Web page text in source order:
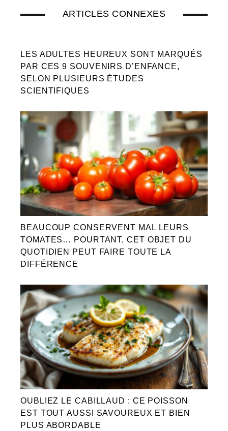
ARTICLES CONNEXES
LES ADULTES HEUREUX SONT MARQUÉS
PAR CES 9 SOUVENIRS D’ENFANCE,
SELON PLUSIEURS ÉTUDES
SCIENTIFIQUES
BEAUCOUP CONSERVENT MAL LEURS
TOMATES… POURTANT, CET OBJET DU
QUOTIDIEN PEUT FAIRE TOUTE LA
DIFFÉRENCE
OUBLIEZ LE CABILLAUD : CE POISSON
EST TOUT AUSSI SAVOUREUX ET BIEN
PLUS ABORDABLE